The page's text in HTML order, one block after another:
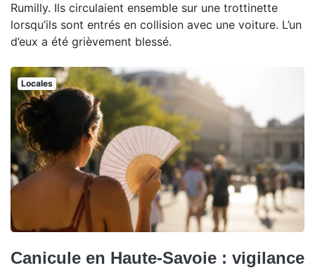
Rumilly. Ils circulaient ensemble sur une trottinette
lorsqu’ils sont entrés en collision avec une voiture. L’un
d’eux a été grièvement blessé.
Locales
Canicule en Haute-Savoie : vigilance